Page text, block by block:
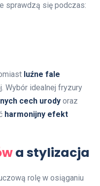
sprawdzą się podczas:
luźne fale
Wybór idealnej fryzury
cech urody oraz
harmonijny efekt
a stylizacja
rolę w osiąganiu